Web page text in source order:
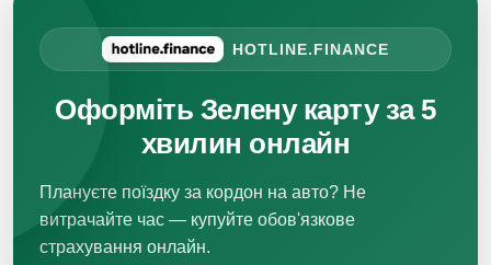
HOTLINE.FINANCE
Оформіть Зелену карту за 5
хвилин онлайн
Плануєте поїздку за кордон на авто? Не
витрачайте час — купуйте обов'язкове
страхування онлайн.